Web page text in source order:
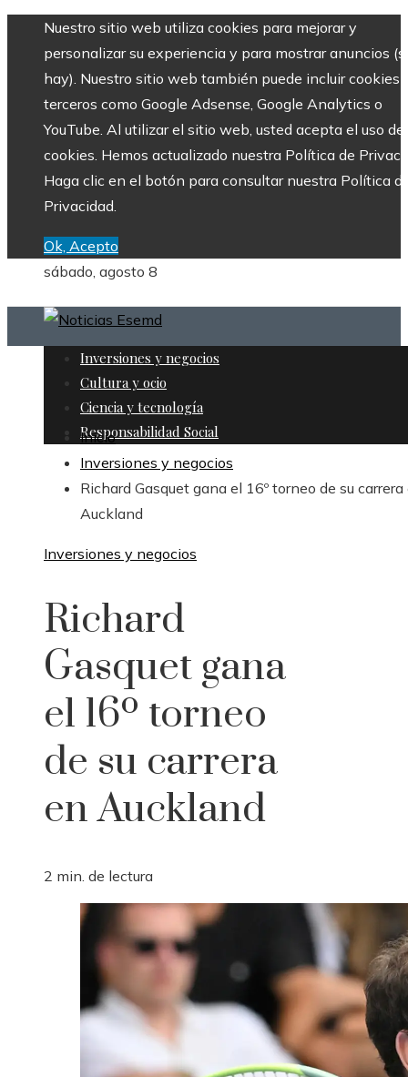
Nuestro sitio web utiliza cookies para mejorar y
personalizar su experiencia y para mostrar anuncios
hay). Nuestro sitio web también puede incluir cookies
terceros como Google Adsense, Google Analytics o
YouTube. Al utilizar el sitio web, usted acepta el uso de
cookies. Hemos actualizado nuestra Política de
Haga clic en el botón para consultar nuestra Política
Privacidad.
Ok, Acepto
sábado, agosto 8
Inversiones y negocios
Cultura y ocio
Ciencia y tecnología
Responsabilidad Social
Inicio
Inversiones y negocios
Richard Gasquet gana el 16º torneo de su carrera
Auckland
Inversiones y negocios
Richard
Gasquet gana
el 16º torneo
de su carrera
en Auckland
2 min. de lectura